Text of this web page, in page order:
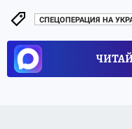
СПЕЦОПЕРАЦИЯ НА